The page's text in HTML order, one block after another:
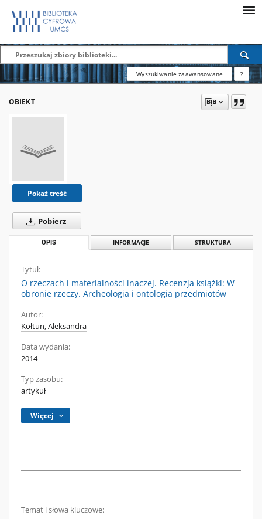
Wyszukiwanie zaawansowane ?
OBIEKT
Pokaż treść
Pobierz
OPIS INFORMACJE STRUKTURA
Tytuł:
O rzeczach i materialności inaczej. Recenzja książki: W
obronie rzeczy. Archeologia i ontologia przedmiotów
Autor:
Kołtun, Aleksandra
Data wydania:
2014
Typ zasobu:
artykuł
Więcej
Temat i słowa kluczowe: